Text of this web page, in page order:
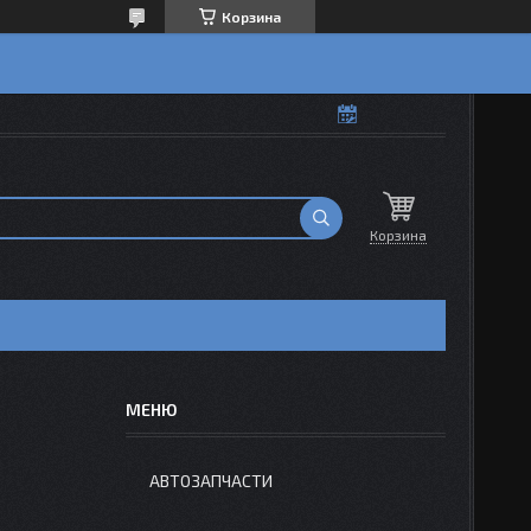
Корзина
Корзина
АВТОЗАПЧАСТИ